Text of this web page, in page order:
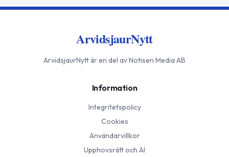
ArvidsjaurNytt
ArvidsjaurNyttär en del av Notisen Media AB
Information
Integritetspolicy
Cookies
Användarvillkor
Upphovsrätt och AI